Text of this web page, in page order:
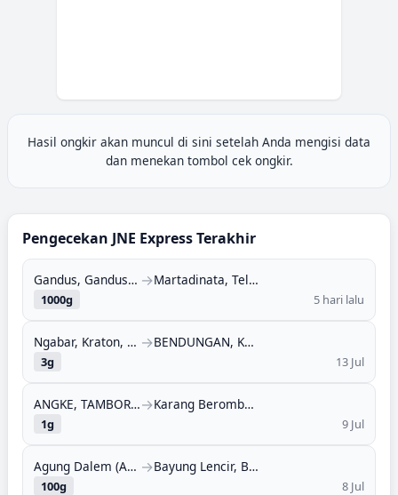
Hasil ongkir akan muncul di sini setelah Anda mengisi data
dan menekan tombol cek ongkir.
Pengecekan JNE ExpressTerakhir
Gandus, Gandus, Palembang, Sumatera Selatan (30149) → Martadinata, Teluk Pandan, Kutai Timur, Kalimantan Timur (75651)
1000g 5 hari lalu
Ngabar, Kraton, Pasuruan, Jawa Timur (67151) → BENDUNGAN, KRATON, PASURUAN, JAWA TIMUR (67151)
3g 13 Jul
ANGKE, TAMBORA, JAKARTA BARAT, DKI JAKARTA (11330)→ Karang Berombak, Medan Barat, Medan, Sumatera Utara (20117)
1g 9 Jul
Agung Dalem (Agung Dalam), Banjar Margo, Tulang Bawang, Lampung (34685) → Bayung Lencir, Bayung Lencir, Musi Banyuasin, Sumatera Selatan (30756)
100g 8 Jul